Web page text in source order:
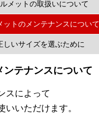
メットの取扱いについて
ットのメンテナンスについて
しいサイズを選ぶために
ンテナンスについて
スによって
いいただけます。